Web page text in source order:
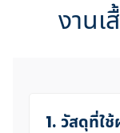
งานเ
1. วัสดุที่ใ